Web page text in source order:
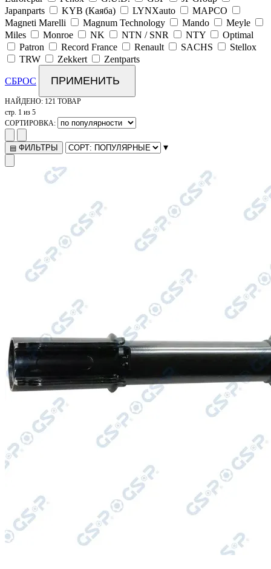
Japanparts
KYB (Каяба) LYNXauto
MAPCO
Magneti Marelli
Magnum Technology Mando
Meyle
Miles
Monroe NK NTN / SNR NTY
Optimal
Patron
Record France Renault SACHS
Stellox
TRW
Zekkert Zentparts
СБРОС ПРИМЕНИТЬ
НАЙДЕНО: 121 ТОВАР
стр. 1 из 5
СОРТИРОВКА:
▤ ФИЛЬТРЫ ▾